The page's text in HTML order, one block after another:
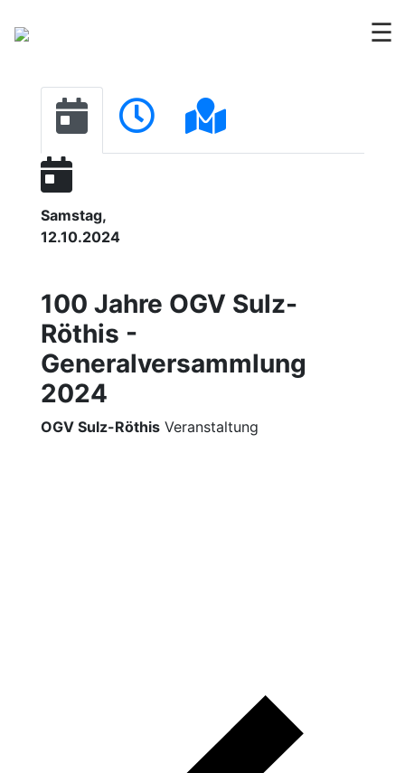
☰
Samstag,
12.10.2024
100 Jahre OGV Sulz-
Röthis -
Generalversammlung
2024
OGV Sulz-Röthis Veranstaltung